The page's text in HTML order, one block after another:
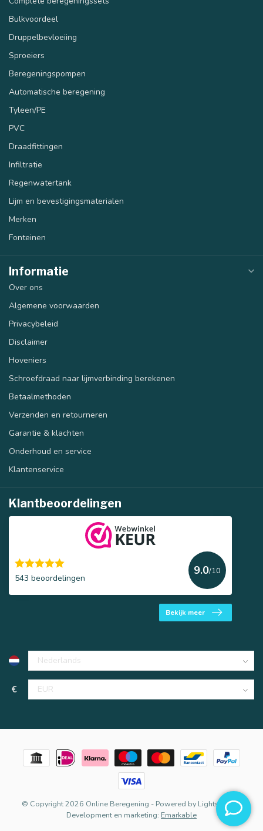
Bulkvoordeel
Druppelbevloeiing
Sproeiers
Beregeningspompen
Automatische beregening
Tyleen/PE
PVC
Draadfittingen
Infiltratie
Regenwatertank
Lijm en bevestigingsmaterialen
Merken
Fonteinen
Informatie
Over ons
Algemene voorwaarden
Privacybeleid
Disclaimer
Hoveniers
Schroefdraad naar lijmverbinding berekenen
Betaalmethoden
Verzenden en retourneren
Garantie & klachten
Onderhoud en service
Klantenservice
Klantbeoordelingen
543 beoordelingen
9.0/10
Bekijk meer
€
© Copyright 2026 Online Beregening - Powered by Lightspeed-
Development en marketing: Emarkable